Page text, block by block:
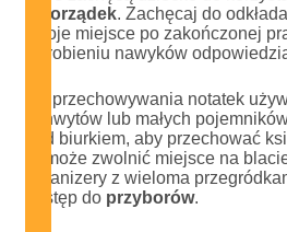
porządek. Zachęcaj do
swoje miejsce po zakończonej
wyrobieniu nawyków
Do przechowywania notatek
uchwytów lub małych
nad biurkiem, aby przechować
pomoże zwolnić miejsce na
organizery z wieloma
dostęp do przyborów.